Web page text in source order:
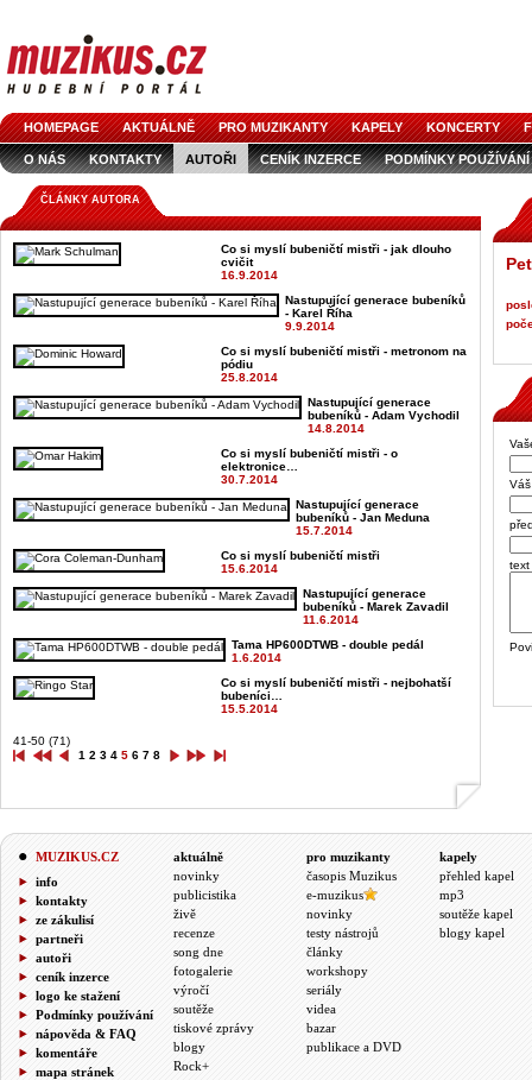
HOMEPAGE AKTUÁLNĚ PRO MUZIKANTY KAPELY KONCERTY
O NÁS KONTAKTY AUTOŘI CENÍK INZERCE PODMÍNKY POUŽÍVÁNÍ
LOGO KE STAŽENÍ
ČLÁNKY AUTORA
Co si myslí bubeničtí mistři - jak dlouho
cvičit
16.9.2014
Nastupující generace bubeníků
- Karel Říha
9.9.2014
Co si myslí bubeničtí mistři - metronom na
pódiu
25.8.2014
Nastupující generace
bubeníků - Adam Vychodil
14.8.2014
Co si myslí bubeničtí mistři - o
elektronice…
30.7.2014
Nastupující generace
bubeníků - Jan Meduna
15.7.2014
Co si myslí bubeničtí mistři
15.6.2014
Nastupující generace
bubeníků - Marek Zavadil
11.6.2014
Tama HP600DTWB - double pedál
1.6.2014
Co si myslí bubeničtí mistři - nejbohatší
bubeníci…
15.5.2014
41-50 (71)
1 2 3 4 5 6 7 8
text
MUZIKUS.CZ
info
kontakty
ze zákulisí
partneři
autoři
ceník inzerce
logo ke stažení
Podmínky používání
nápověda & FAQ
komentáře
mapa stránek
aktuálně
novinky
publicistika
živě
recenze
song dne
fotogalerie
výročí
soutěže
tiskové zprávy
blogy
Rock+
pro muzikanty
časopis Muzikus
e-muzikus
novinky
testy nástrojů
články
workshopy
seriály
videa
bazar
publikace a DVD
kapely
přehled kapel
mp3
soutěže kapel
blogy kapel